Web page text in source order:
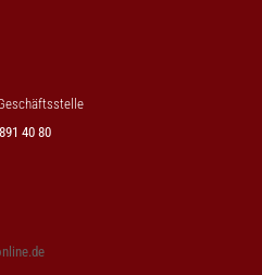
40 80